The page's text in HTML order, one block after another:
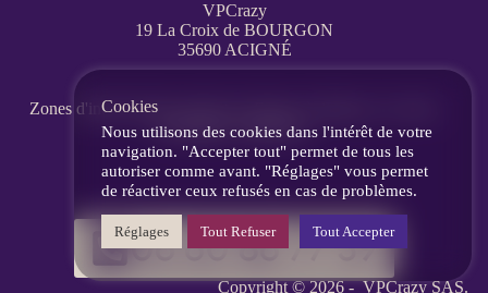
VPCrazy
19 La Croix de BOURGON
35690 ACIGNÉ
Zones d'interventions partout en France
messagerie, téléphone.
06 60 86 77 39
Copyright © 2026 -VPCrazySAS.
Cookies
Nous utilisons des cookies dans l'intérêt de votre
navigation. "Accepter tout" permet de tous les
autoriser comme avant. "Réglages" vous permet
de réactiver ceux refusés en cas de problèmes.
Réglages Tout Refuser Tout Accepter